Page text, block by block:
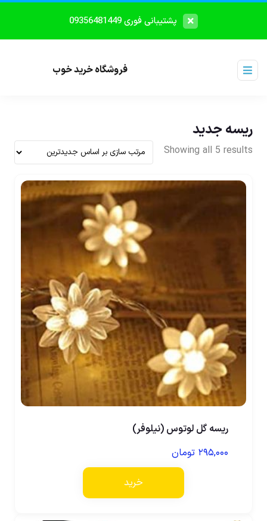
پشتیبانی فوری 09356481449
فروشگاه خرید خوب
ریسه جدید
Showing all 5 results
ریسه گل لوتوس (نیلوفر)
۲۹۵,۰۰۰ تومان
خرید